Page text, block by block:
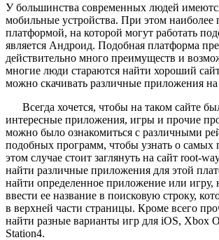
У большинства современных людей
мобильные устройства. При этом наиболее
платформой, на которой могут работать
является Андроид. Подобная платформа
действительно много преимуществ и
многие люди стараются найти хороший
можно скачивать различные приложения
Всегда хочется, чтобы на таком сайте
интересные приложения, игры и прочие
можно было ознакомиться с различными
подобных программ, чтобы узнать о самых
этом случае стоит заглянуть на сайт root-
найти различные приложения для этой
найти определенное приложение или игру,
ввести ее название в поисковую строку,
в верхней части страницы. Кроме всего
найти разные варианты игр для iOS, Xbox
Station4.